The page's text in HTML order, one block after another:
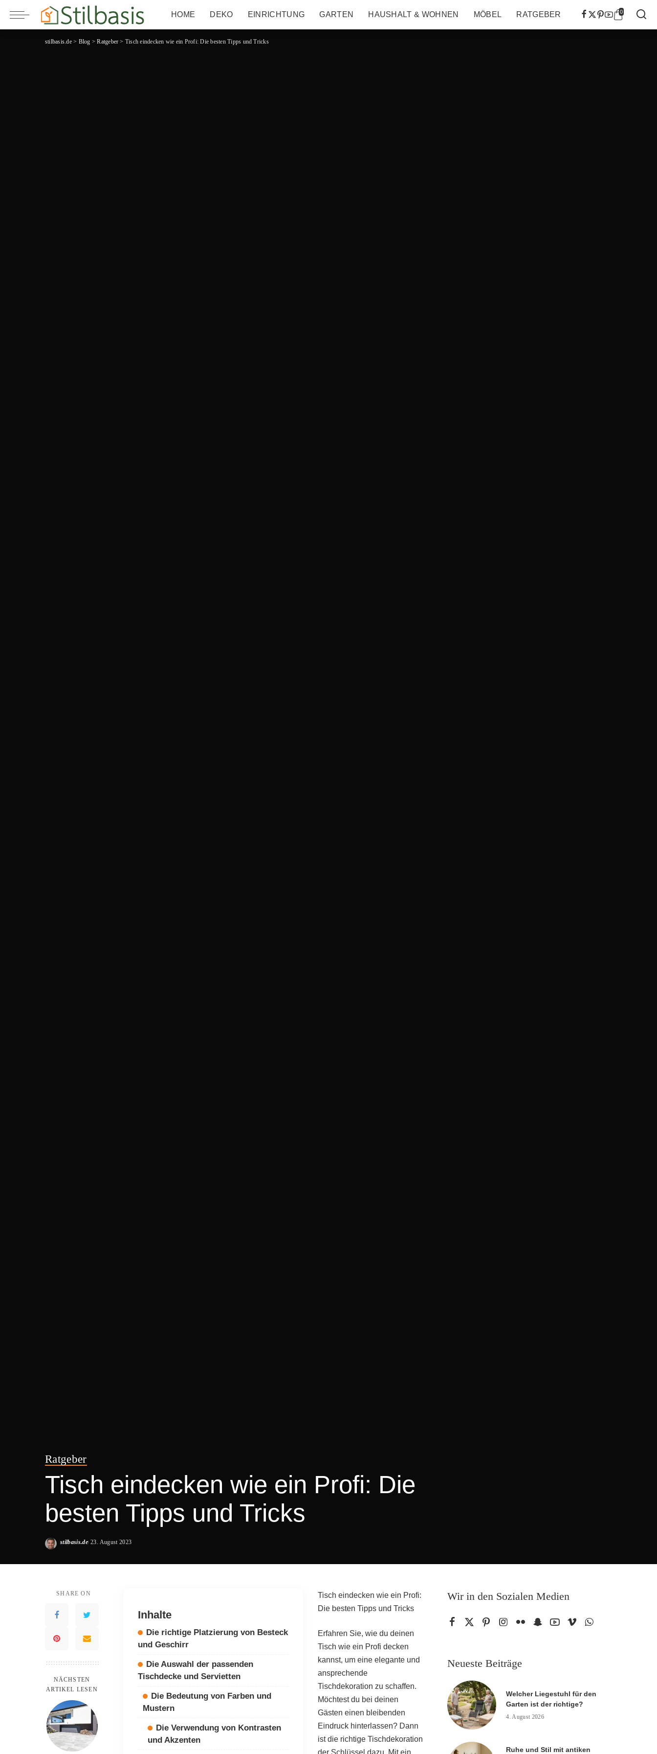
HOME DEKO EINRICHTUNG GARTEN HAUSHALT & WOHNEN MÖBEL RATGEBER 0
stilbasis.de> Blog >Ratgeber > Tisch eindecken wie ein Profi: Die besten Tipps und Tricks
Ratgeber
Tisch eindecken wie ein Profi: Die
besten Tipps und Tricks
Posted
stilbasis.de 23. August 2023
SHARE ON
NÄCHSTEN
ARTIKEL LESEN
Inhalte
Die richtige Platzierung von Besteck
und Geschirr
Die Auswahl der passenden
Tischdecke und Servietten
Die Bedeutung von Farben und
Mustern
Die Verwendung von Kontrasten
und Akzenten
Tisch eindecken wie ein Profi:
Die besten Tipps und Tricks
Erfahren Sie, wie du deinen
Tisch wie ein Profi decken
kannst, um eine elegante und
ansprechende
Tischdekoration zu schaffen.
Möchtest du bei deinen
Gästen einen bleibenden
Eindruck hinterlassen? Dann
ist die richtige Tischdekoration
der Schlüssel dazu. Mit ein
Wir in den Sozialen Medien
Neueste Beiträge
Welcher Liegestuhl für den
Garten ist der richtige?
4. August 2026
Ruhe und Stil mit antiken